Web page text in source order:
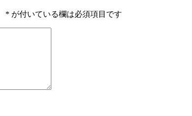
* が付いている欄は必須項目です